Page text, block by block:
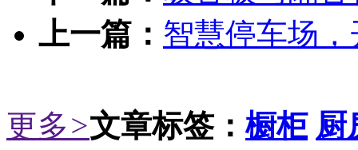
上一篇： 智慧停车场
更多>文章标签： 橱柜 厨